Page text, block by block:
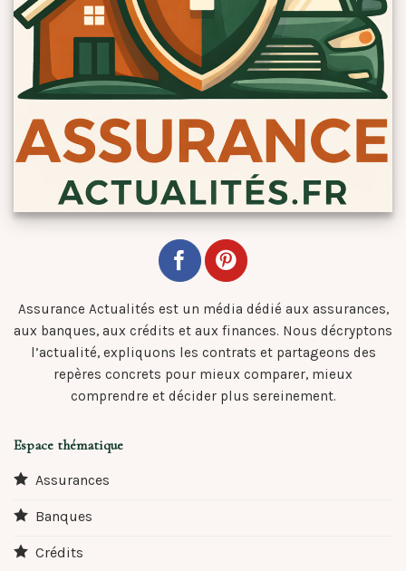
Assurance Actualités est un média dédié aux assurances,
aux banques, aux crédits et aux finances. Nous décryptons
l’actualité, expliquons les contrats et partageons des
repères concrets pour mieux comparer, mieux
comprendre et décider plus sereinement.
Espace thématique
Assurances
Banques
Crédits